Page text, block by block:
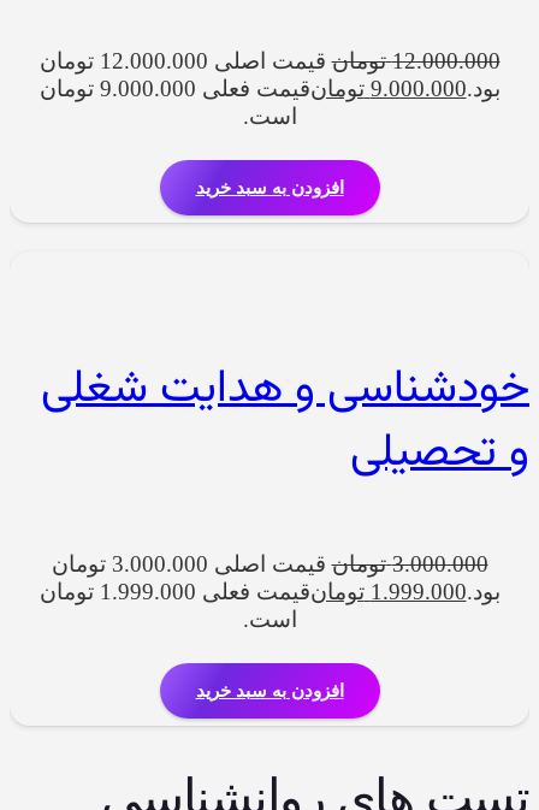
12.000.000 تومان
قیمت اصلی 12.000.000 تومان
بود.9.000.000 تومان
قیمت فعلی 9.000.000 تومان
است.
افزودن به سبد خرید
خودشناسی و هدایت شغلی
و تحصیلی
3.000.000 تومان
قیمت اصلی 3.000.000 تومان
بود.1.999.000 تومان
قیمت فعلی 1.999.000 تومان
است.
افزودن به سبد خرید
تست های روانشناسی